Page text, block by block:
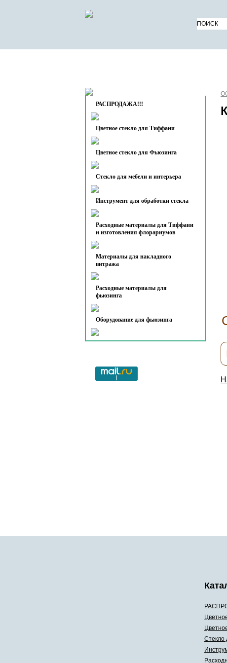
РАСПРОДАЖА!!!
Цветное стекло для Тиффани
Цветное стекло для Фьюзинга
Стекло для мебели и интерьера
Инструмент для обработки стекла
Расходные материалы для Тиффани
и изготовления флорариумов
Материалы для накладного
витража
Расходные материалы для
фьюзинга
Оборудование для фьюзинга
Стекло